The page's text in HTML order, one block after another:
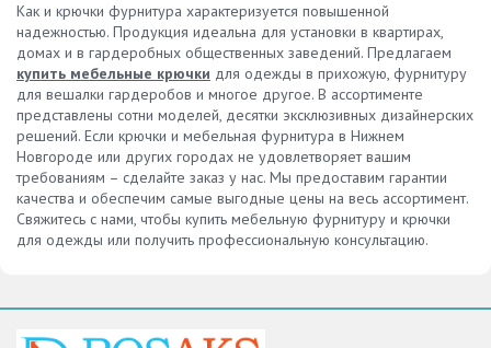
Как и крючки фурнитура характеризуется повышенной
надежностью. Продукция идеальна для установки в квартирах,
домах и в гардеробных общественных заведений. Предлагаем
купить мебельные крючки для одежды в прихожую, фурнитуру
для вешалки гардеробов и многое другое. В ассортименте
представлены сотни моделей, десятки эксклюзивных дизайнерских
решений. Если крючки и мебельная фурнитура в Нижнем
Новгороде или других городах не удовлетворяет вашим
требованиям – сделайте заказ у нас. Мы предоставим гарантии
качества и обеспечим самые выгодные цены на весь ассортимент.
Свяжитесь с нами, чтобы купить мебельную фурнитуру и крючки
для одежды или получить профессиональную консультацию.